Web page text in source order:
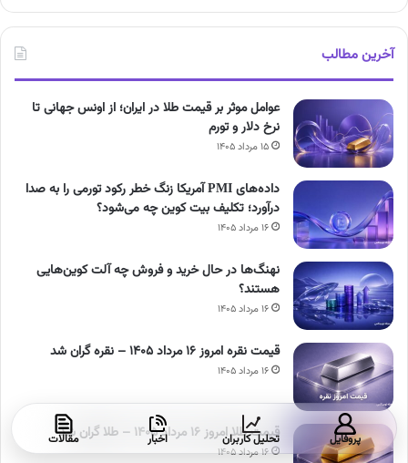
آخرین مطالب
عوامل موثر بر قیمت طلا در ایران؛ از اونس جهانی تا
نرخ دلار و تورم
۱۵ مرداد ۱۴۰۵
داده‌های PMI آمریکا زنگ خطر رکود تورمی را به صدا
درآورد؛ تکلیف بیت کوین چه می‌شود؟
۱۶ مرداد ۱۴۰۵
نهنگ‌ها در حال خرید و فروش چه آلت کوین‌هایی
هستند؟
۱۶ مرداد ۱۴۰۵
قیمت نقره امروز ۱۶ مرداد ۱۴۰۵ – نقره گران شد
۱۶ مرداد ۱۴۰۵
قیمت طلا امروز ۱۶ مرداد ۱۴۰۵ – طلا گران شد
۱۶ مرداد ۱۴۰۵
پروفایل تحلیل کاربران اخبار مقالات